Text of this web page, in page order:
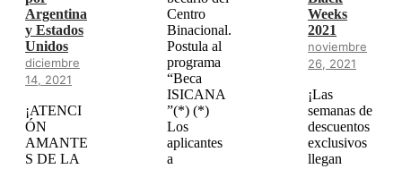
Centro
Binacional.
Postula al
programa
“Beca
ISICANA
”(*) (*)
Los
aplicantes
a
Argentina
y Estados
Unidos
diciembre
14, 2021
¡ATENCI
ÓN
AMANTE
S DE LA
Weeks
2021
noviembre
26, 2021
¡Las
semanas de
descuentos
exclusivos
llegan